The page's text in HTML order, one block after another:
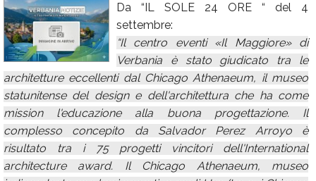
Calendario
Annunci
Da “IL SOLE 24 ORE “ del 4
settembre:
“Il centro eventi «Il Maggiore» di
Verbania è stato giudicato tra le
architetture eccellenti dal Chicago Athenaeum, il museo
statunitense del design e dell'architettura che ha come
mission l'educazione alla buona progettazione. Il
complesso concepito da Salvador Perez Arroyo è
risultato tra i 75 progetti vincitori dell'International
architecture award. Il Chicago Athenaeum, museo